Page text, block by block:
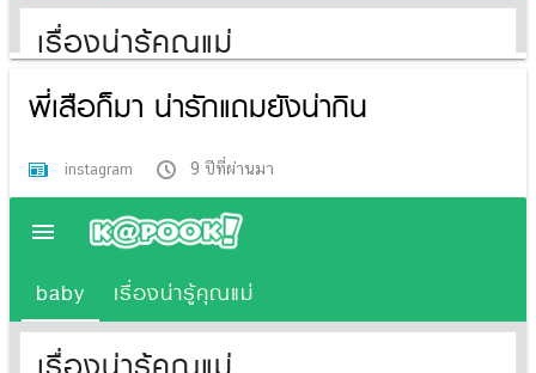
พี่เสือก็มา น่ารักแถมยังน่ากิน
instagram 9 ปีที่ผ่านมา